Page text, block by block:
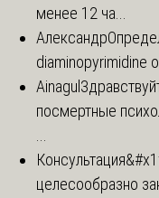
менее 12 ча...
Александр
diaminopyrimidine
Ainagul
посмертные
...
Консультация
целесообразно